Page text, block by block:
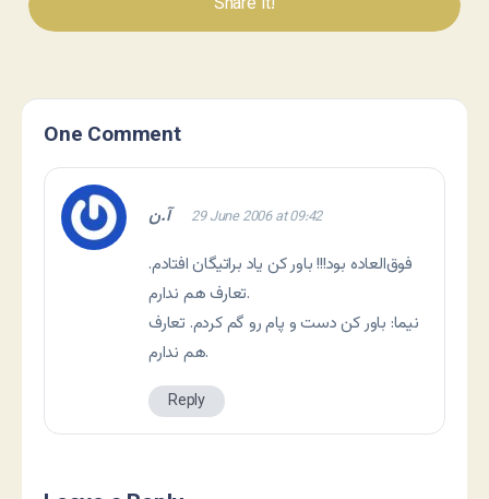
One Comment
آ.ن 29 June 2006 at 09:42
فوق‌العاده بود!!! باور کن یاد براتیگان افتادم.
تعارف هم ندارم.
نيما: باور کن دست و پام رو گم کردم. تعارف
هم ندارم.
Reply